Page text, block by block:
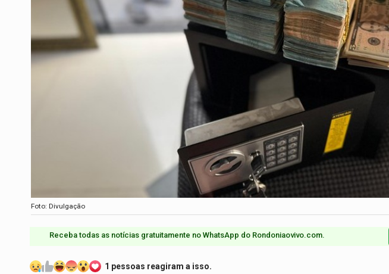
Foto: Divulgação
Receba todas as notícias gratuitamente no WhatsApp do Rondoniaovivo.com.​
1 pessoas reagiram a isso.